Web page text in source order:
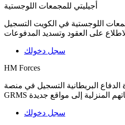
أجيليتي للمجمعات اللوجستية
اللوجستية في الكويت التسجيل
سجل دخولك
HM Forces
الدفاع البريطانية التسجيل في منصة
سجل دخولك